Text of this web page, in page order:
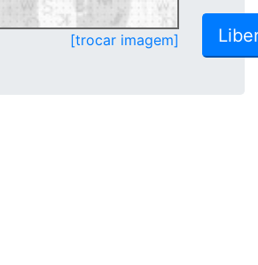
[trocar imagem]